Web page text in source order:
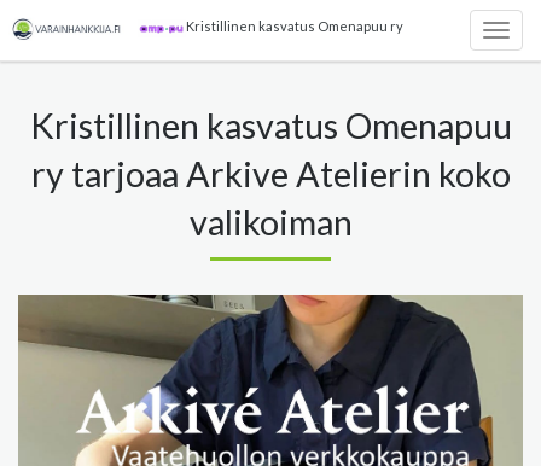
Kristillinen kasvatus Omenapuu ry
Kristillinen kasvatus Omenapuu
ry tarjoaa Arkive Atelierin koko
valikoiman